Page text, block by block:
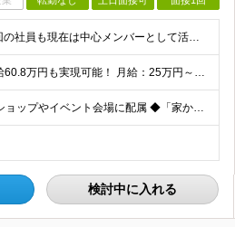
＼未経験者・フリーター・第二新卒歓迎／ ★転職回数4回の社員も現在は中心メンバーとして活躍中 ◆正社員デビューOK！ ◆学歴・経験一切不問 ▼----面接担当者より----▼ 「過去は変えられない
＼1年目想定年収：348万円～468万円／ 入社5年目で月給60.8万円も実現可能！ 月給：25万円～35万円＋交通費全額支給＋資格手当＋賞与など ※経験・スキルを考慮の上、決定します ※残業代は
◆東京都・埼玉県・神奈川県・千葉県のいずれかの携帯ショップやイベント会場に配属 ◆「家から近い場所で働きたい！」という社員の要望に応えてプロジェクトを獲得した実例あり ■本社 東京都豊島区南池袋2-
検討中に入れる